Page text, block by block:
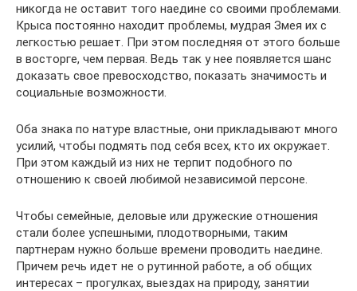
никогда не оставит того наедине со своими проблемами.
Крыса постоянно находит проблемы, мудрая Змея их с
легкостью решает. При этом последняя от этого больше
в восторге, чем первая. Ведь так у нее появляется шанс
доказать свое превосходство, показать значимость и
социальные возможности.
Оба знака по натуре властные, они прикладывают много
усилий, чтобы подмять под себя всех, кто их окружает.
При этом каждый из них не терпит подобного по
отношению к своей любимой независимой персоне.
Чтобы семейные, деловые или дружеские отношения
стали более успешными, плодотворными, таким
партнерам нужно больше времени проводить наедине.
Причем речь идет не о рутинной работе, а об общих
интересах – прогулках, выездах на природу, занятии